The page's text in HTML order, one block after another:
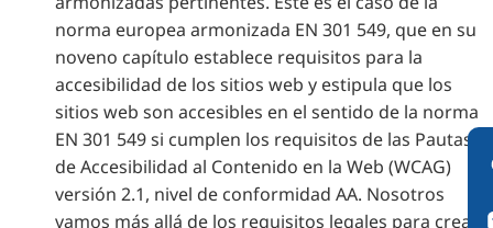
norma europea armonizada EN 301 549, que en su
noveno capítulo establece requisitos para la
accesibilidad de los sitios web y estipula que los
sitios web son accesibles en el sentido de la norma
EN 301 549 si cumplen los requisitos de las Pautas
de Accesibilidad al Contenido en la Web (WCAG)
versión 2.1, nivel de conformidad AA. Nosotros
vamos más allá de los requisitos legales para crear